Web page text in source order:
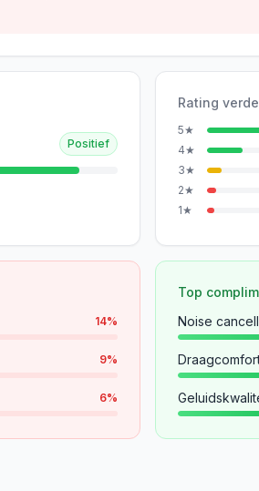
Positief
Rating
5★
4★
3★
2★
1★
14%
9%
6%
Top
Noise